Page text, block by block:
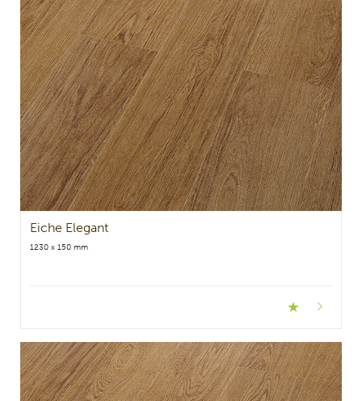
Eiche Elegant
1230 x 150 mm